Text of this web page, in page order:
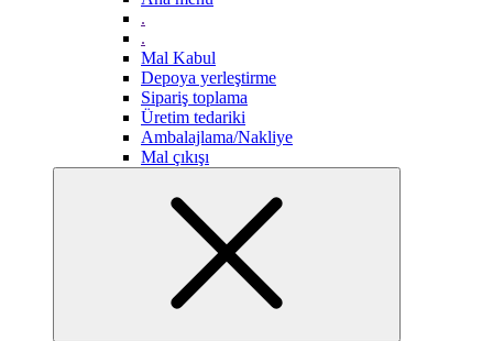
.
.
Mal Kabul
Depoya yerleştirme
Sipariş toplama
Üretim tedariki
Ambalajlama/Nakliye
Mal çıkışı